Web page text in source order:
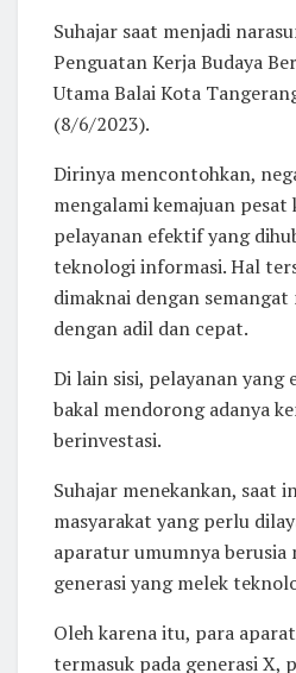
Suhajar saat menjadi
Penguatan Kerja Budaya
Utama Balai Kota
(8/6/2023).
Dirinya mencontohkan,
mengalami kemajuan
pelayanan efektif yang
teknologi informasi. Hal
dimaknai dengan
dengan adil dan cepat.
Di lain sisi, pelayanan yang
bakal mendorong adanya
berinvestasi.
Suhajar menekankan, saat
masyarakat yang perlu
aparatur umumnya berusia
generasi yang melek
Oleh karena itu, para
termasuk pada generasi X,